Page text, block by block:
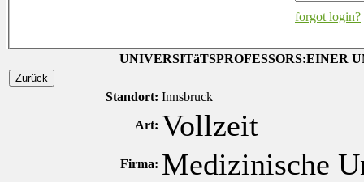
forgot login?
UNIVERSITäTSPROFESSORS:EINER
Zurück
Standort: Innsbruck
Art: Vollzeit
Firma: Medizinische